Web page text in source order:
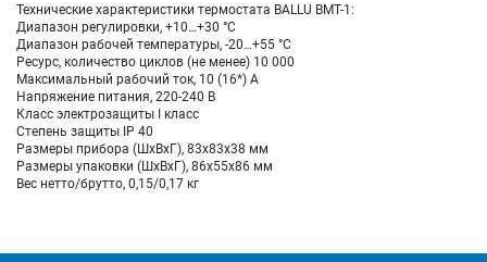
Технические характеристики термостата BALLU BMT-1:
Диапазон регулировки, +10…+30 °С
Диапазон рабочей температуры, -20…+55 °С
Ресурс, количество циклов (не менее) 10 000
Максимальный рабочий ток, 10 (16*) А
Напряжение питания, 220-240 В
Класс электрозащиты I класс
Степень защиты IP 40
Размеры прибора (ШхВхГ), 83x83x38 мм
Размеры упаковки (ШхВхГ), 86х55х86 мм
Вес нетто/брутто, 0,15/0,17 кг